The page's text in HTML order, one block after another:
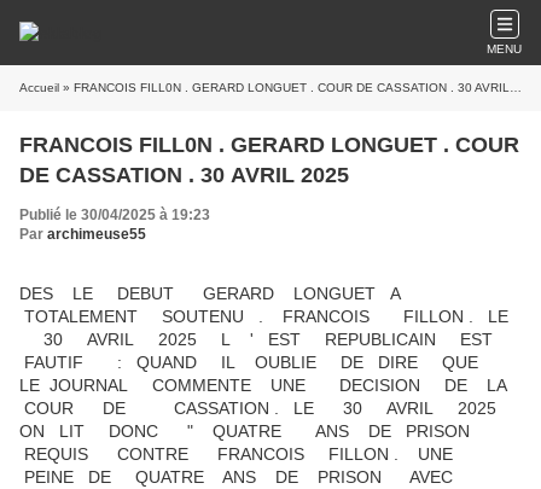
MENU
Accueil » FRANCOIS FILL0N . GERARD LONGUET . COUR DE CASSATION . 30 AVRIL 2025
FRANCOIS FILL0N . GERARD LONGUET . COUR
DE CASSATION . 30 AVRIL 2025
Publié le 30/04/2025 à 19:23
Par archimeuse55
DES LE DEBUT GERARD LONGUET A
TOTALEMENT SOUTENU . FRANCOIS FILLON . LE
30 AVRIL 2025 L ' EST REPUBLICAIN EST
FAUTIF : QUAND IL OUBLIE DE DIRE QUE
LE JOURNAL COMMENTE UNE DECISION DE LA
COUR DE CASSATION . LE 30 AVRIL 2025
ON LIT DONC " QUATRE ANS DE PRISON
REQUIS CONTRE FRANCOIS FILLON . UNE
PEINE DE QUATRE ANS DE PRISON AVEC